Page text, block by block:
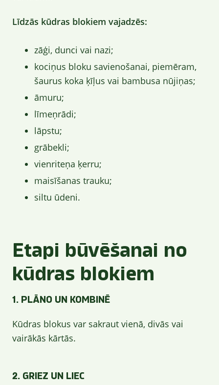
Līdzās kūdras blokiem vajadzēs:
zāģi, dunci vai nazi;
kociņus bloku savienošanai, piemēram,
šaurus koka ķīļus vai bambusa nūjiņas;
āmuru;
līmeņrādi;
lāpstu;
grābekli;
vienriteņa ķerru;
maisīšanas trauku;
siltu ūdeni.
Etapi būvēšanai no
kūdras blokiem
1. PLĀNO UN KOMBINĒ
Kūdras blokus var sakraut vienā, divās vai
vairākās kārtās.
2. GRIEZ UN LIEC